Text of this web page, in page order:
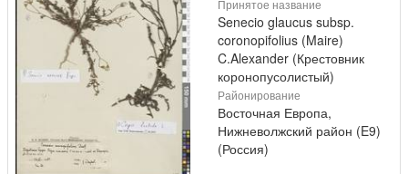
Принятое название
Senecio glaucus subsp.
coronopifolius (Maire)
C.Alexander (Крестовник
коронопусолистый)
Районирование
Восточная Европа,
Нижневолжский район (E9)
(Россия)